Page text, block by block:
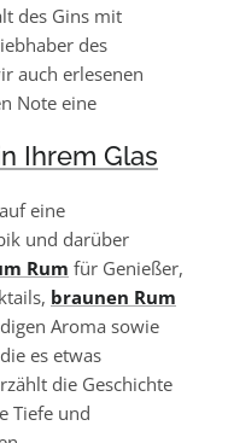
des Gins mit
des
auch erlesenen
Note eine
Ihrem Glas
eine
und darüber
Rum für Genießer,
braunen Rum
Aroma sowie
es etwas
die Geschichte
Tiefe und